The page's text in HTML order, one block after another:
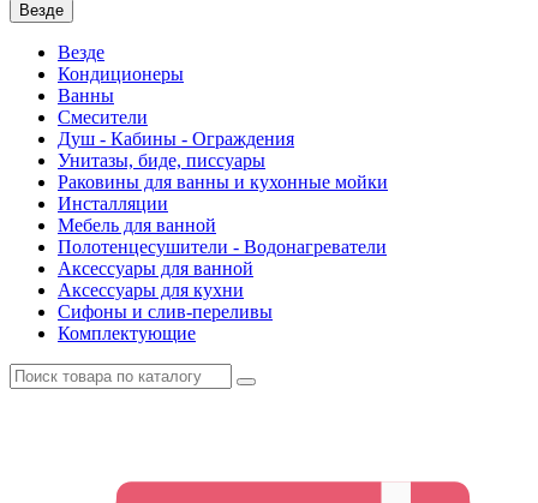
Везде
Везде
Кондиционеры
Ванны
Смесители
Душ - Кабины - Ограждения
Унитазы, биде, писсуары
Раковины для ванны и кухонные мойки
Инсталляции
Мебель для ванной
Полотенцесушители - Водонагреватели
Аксессуары для ванной
Аксессуары для кухни
Сифоны и слив-переливы
Комплектующие